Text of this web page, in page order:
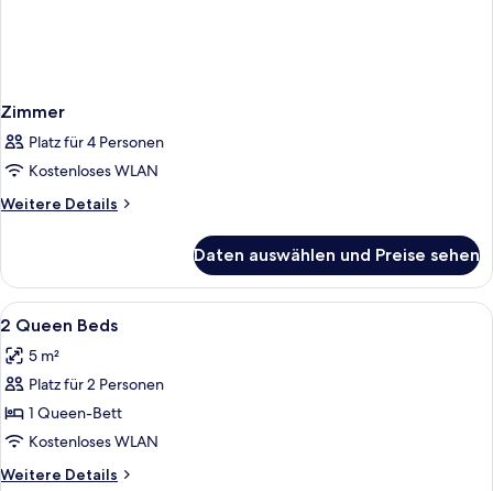
Zimmer
Platz für 4 Personen
Kostenloses WLAN
Weitere Details
Weitere
Daten auswählen und Preise sehen
Alle
Fotos
für
2
Queen
Beds
anzeigen
Hochwertige Bettwaren, Pillowtop-
9
2 Queen Beds
5 m²
Platz für 2 Personen
1 Queen-Bett
Kostenloses WLAN
Weitere Details
Weitere